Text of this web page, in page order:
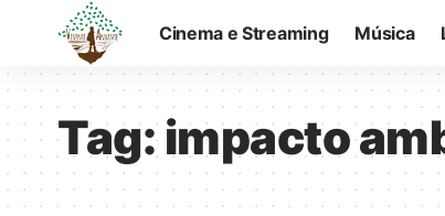
Cinema e Streaming Música
Tag:impacto